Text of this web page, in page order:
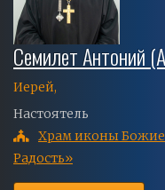
Семилет Антоний
Иерей,
Настоятель
Храм иконы
Радость»